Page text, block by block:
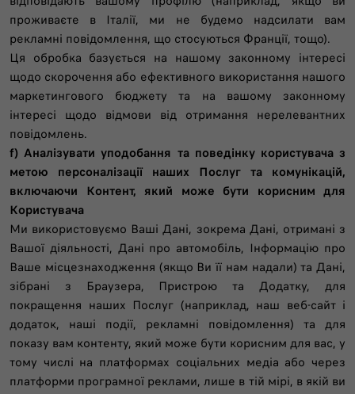
проживаєте в Італії, ми не будемо надсилати вам
рекламні повідомлення, що стосуються Франції, тощо).
Ця обробка базується на нашому законному інтересі
щодо скорочення або ефективного використання нашого
маркетингового бюджету та на вашому законному
інтересі щодо відмови від отримання нерелевантних
повідомлень.
f) Аналізувати уподобання та поведінку користувача з
метою персоналізації наших Послуг та комунікацій,
включаючи Контент, який може бути корисним для
Користувача
Ми використовуємо Ваші Дані, зокрема Дані, отримані з
Вашої діяльності, Дані про автомобіль, Інформацію про
Ваше місцезнаходження (якщо Ви її нам надали) та Дані,
зібрані з Браузера, Пристрою та Додатку, для
покращення наших Послуг (наприклад, наш веб-сайт і
додаток, наші події, рекламні повідомлення) та для
показу вам контенту, який може бути корисним для вас, у
тому числі на платформах соціальних медіа або через
платформи програмної реклами, лише в тій мірі, в якій ви